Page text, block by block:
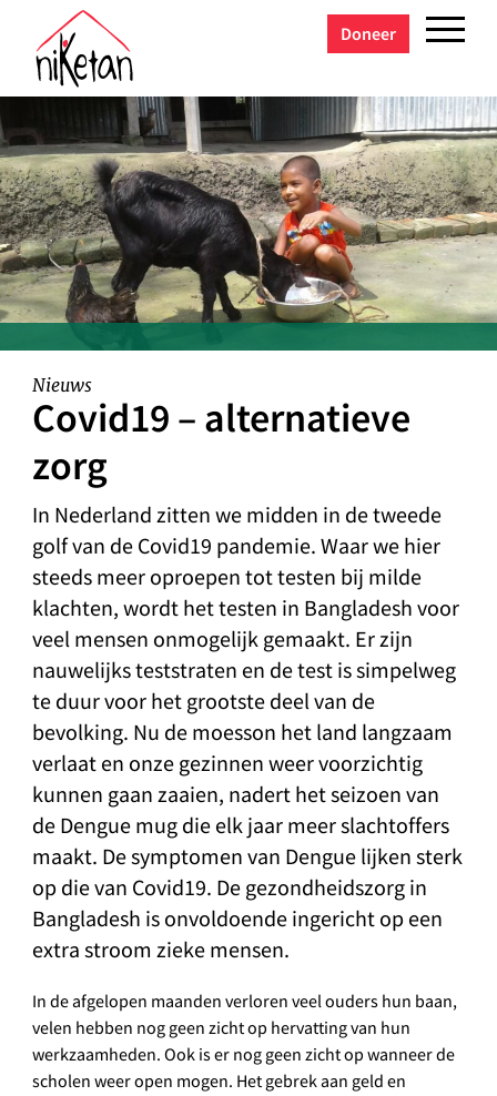
Doneer
Nieuws
Covid19 – alternatieve
zorg
In Nederland zitten we midden in de tweede
golf van de Covid19 pandemie. Waar we hier
steeds meer oproepen tot testen bij milde
klachten, wordt het testen in Bangladesh voor
veel mensen onmogelijk gemaakt. Er zijn
nauwelijks teststraten en de test is simpelweg
te duur voor het grootste deel van de
bevolking. Nu de moesson het land langzaam
verlaat en onze gezinnen weer voorzichtig
kunnen gaan zaaien, nadert het seizoen van
de Dengue mug die elk jaar meer slachtoffers
maakt. De symptomen van Dengue lijken sterk
op die van Covid19. De gezondheidszorg in
Bangladesh is onvoldoende ingericht op een
extra stroom zieke mensen.
In de afgelopen maanden verloren veel ouders hun baan,
velen hebben nog geen zicht op hervatting van hun
werkzaamheden. Ook is er nog geen zicht op wanneer de
scholen weer open mogen. Het gebrek aan geld en